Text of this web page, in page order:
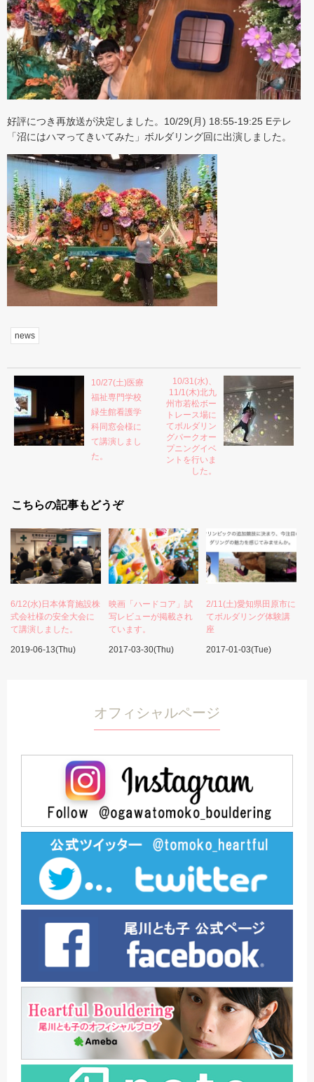
好評につき再放送が決定しました。10/29(月) 18:55-19:25 Eテレ
「沼にはハマってきいてみた」ボルダリング回に出演しました。
news
10/27(土)医療
福祉専門学校
緑生館看護学
科同窓会様に
て講演しまし
た。
10/31(水)、
11/1(木)北九
州市若松ボー
トレース場に
てボルダリン
グパークオー
プニングイベ
ントを行いま
した。
こちらの記事もどうぞ
6/12(水)日本体育施設株
式会社様の安全大会に
て講演しました。
2019-06-13(Thu)
映画「ハードコア」試
写レビューが掲載され
ています。
2017-03-30(Thu)
2/11(土)愛知県田原市に
てボルダリング体験講
座
2017-01-03(Tue)
オフィシャルページ